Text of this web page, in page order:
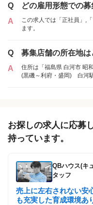
美容プラージュ 白河店
1件の店舗
美容プラ
「アルバイト・パ
Q
どの雇用形態での
A
この求人では「正社員」,
ます。
Q
募集店舗の所在地は
A
住所は「福島県 白河市 昭
(黒磯～利府・盛岡) 白河駅
お探しの求人に応募
持っています。
QBハウス(キ
タッフ
売上に左右されない安
も充実した育成環境あ